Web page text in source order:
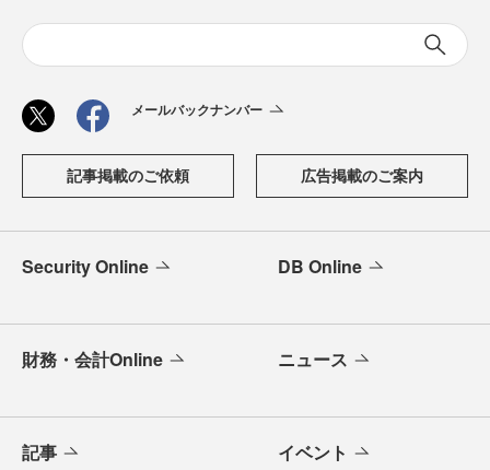
メールバックナンバー
記事掲載のご依頼 広告掲載のご案内
Security Online DB Online
財務・会計Online ニュース
記事 イベント